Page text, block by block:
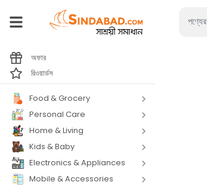
অফার
রিওয়ার্ডস
Food & Grocery
Personal Care
Home & Living
Kids & Baby
Electronics & Appliances
Mobile & Accessories